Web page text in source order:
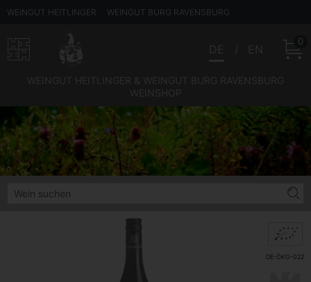
WEINGUT HEITLINGER WEINGUT BURG RAVENSBURG
0
DE-ÖKO-022